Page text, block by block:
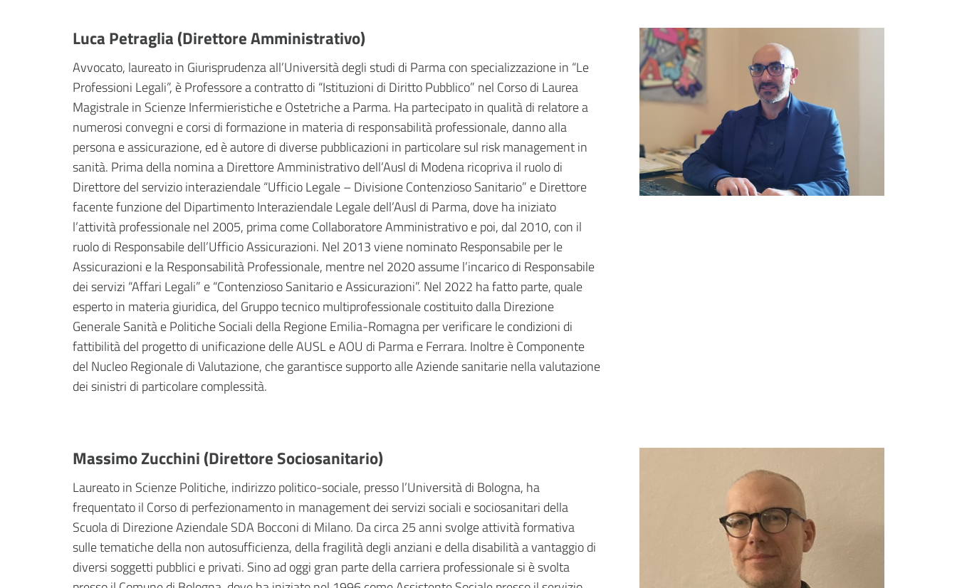
Luca Petraglia (Direttore Amministrativo)
Avvocato, laureato in Giurisprudenza all’Università degli studi di Parma con specializzazione in “Le
Professioni Legali”, è Professore a contratto di “Istituzioni di Diritto Pubblico” nel Corso di Laurea
Magistrale in Scienze Infermieristiche e Ostetriche a Parma. Ha partecipato in qualità di relatore a
numerosi convegni e corsi di formazione in materia di responsabilità professionale, danno alla
persona e assicurazione, ed è autore di diverse pubblicazioni in particolare sul risk management in
sanità. Prima della nomina a Direttore Amministrativo dell’Ausl di Modena ricopriva il ruolo di
Direttore del servizio interaziendale “Ufficio Legale – Divisione Contenzioso Sanitario” e Direttore
facente funzione del Dipartimento Interaziendale Legale dell’Ausl di Parma, dove ha iniziato
l’attività professionale nel 2005, prima come Collaboratore Amministrativo e poi, dal 2010, con il
ruolo di Responsabile dell’Ufficio Assicurazioni. Nel 2013 viene nominato Responsabile per le
Assicurazioni e la Responsabilità Professionale, mentre nel 2020 assume l’incarico di Responsabile
dei servizi “Affari Legali” e “Contenzioso Sanitario e Assicurazioni”. Nel 2022 ha fatto parte, quale
esperto in materia giuridica, del Gruppo tecnico multiprofessionale costituito dalla Direzione
Generale Sanità e Politiche Sociali della Regione Emilia-Romagna per verificare le condizioni di
fattibilità del progetto di unificazione delle AUSL e AOU di Parma e Ferrara. Inoltre è Componente
del Nucleo Regionale di Valutazione, che garantisce supporto alle Aziende sanitarie nella valutazione
dei sinistri di particolare complessità.
Massimo Zucchini (Direttore Sociosanitario)
Laureato in Scienze Politiche, indirizzo politico-sociale, presso l’Università di Bologna, ha
frequentato il Corso di perfezionamento in management dei servizi sociali e sociosanitari della
Scuola di Direzione Aziendale SDA Bocconi di Milano. Da circa 25 anni svolge attività formativa
sulle tematiche della non autosufficienza, della fragilità degli anziani e della disabilità a vantaggio di
diversi soggetti pubblici e privati. Sino ad oggi gran parte della carriera professionale si è svolta